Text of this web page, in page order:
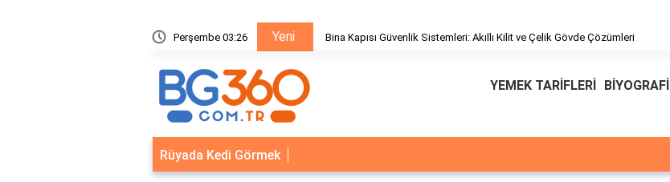
Perşembe 03:26 Yeni
Sistemleri: Akıllı Kilit ve Çelik Gövde Çözümleri Bina Kapısı Güvenlik Sistemleri: Akıllı Kilit ve Çelik Gövde Çözümleri
YEMEK TARİFLERİ BİYOGRAFİ
Rüyada Kedi Görmek